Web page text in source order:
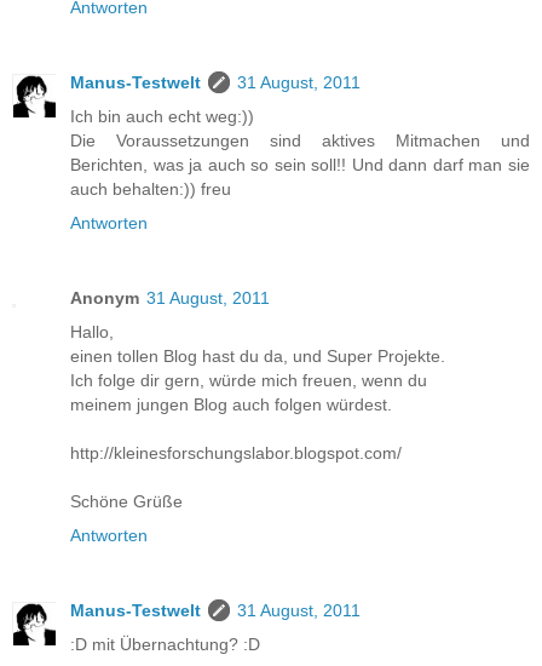
Antworten
Manus-Testwelt
31 August, 2011
Ich bin auch echt weg:))
Die Voraussetzungen sind aktives Mitmachen und
Berichten, was ja auch so sein soll!! Und dann darf man sie
auch behalten:)) freu
Antworten
Anonym 31 August, 2011
Hallo,
einen tollen Blog hast du da, und Super Projekte.
Ich folge dir gern, würde mich freuen, wenn du
meinem jungen Blog auch folgen würdest.
http://kleinesforschungslabor.blogspot.com/
Schöne Grüße
Antworten
Manus-Testwelt
31 August, 2011
:D mit Übernachtung? :D